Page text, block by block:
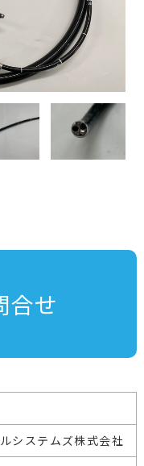
合せ
システムズ株式会社